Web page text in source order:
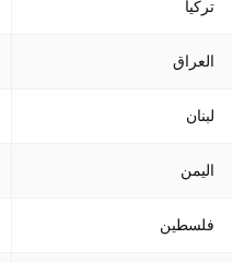
تركيا
العراق
لبنان
اليمن
فلسطين